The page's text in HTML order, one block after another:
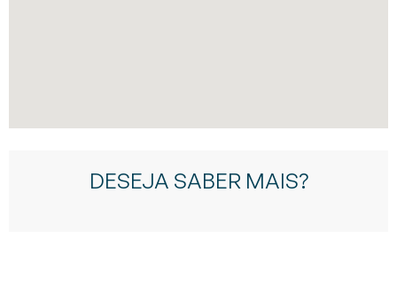
DESEJA SABER MAIS?